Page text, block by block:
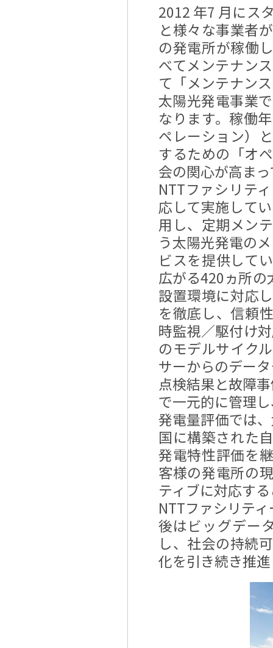
2012 年7 月にス
と様々な事業者
の発電所が稼働
べてメンテナン
て「メンテナン
太陽光発電事業
なります。稼働
ペレーション）
するための「オ
会の関心が高ま
NTTファシリテ
応して実施して
用し、定期メン
う太陽光発電の
ビスを提供して
広がる420ヵ所
設置環境に対応
を徹底し、信頼
時監視／駆付け
のモデルサイク
サーからのデー
点検結果と故障
で一元的に管理
発電量評価では
国に構築された
発電特性評価を
客様の発電所の
ティブに対応す
NTTファシリテ
後はビッグデー
し、社会の持続
化を引き続き推